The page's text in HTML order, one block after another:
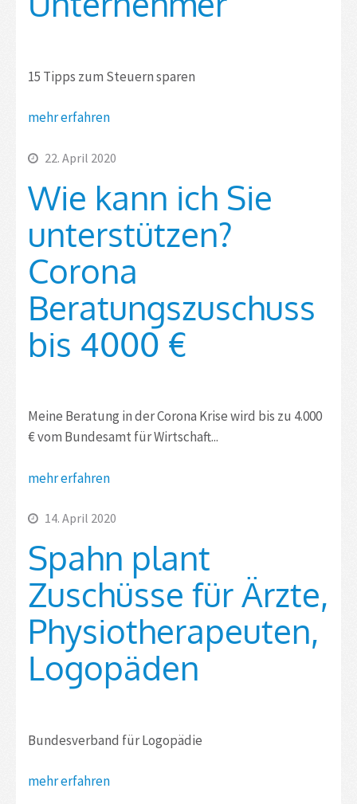
15 Tipps zum Steuern sparen
mehr erfahren
22. April 2020
Wie kann ich Sie
unterstützen?
Corona
Beratungszuschuss
bis 4000 €
Meine Beratung in der Corona Krise wird bis zu 4.000
€ vom Bundesamt für Wirtschaft...
mehr erfahren
14. April 2020
Spahn plant
Zuschüsse für Ärzte,
Physiotherapeuten,
Logopäden
Bundesverband für Logopädie
mehr erfahren